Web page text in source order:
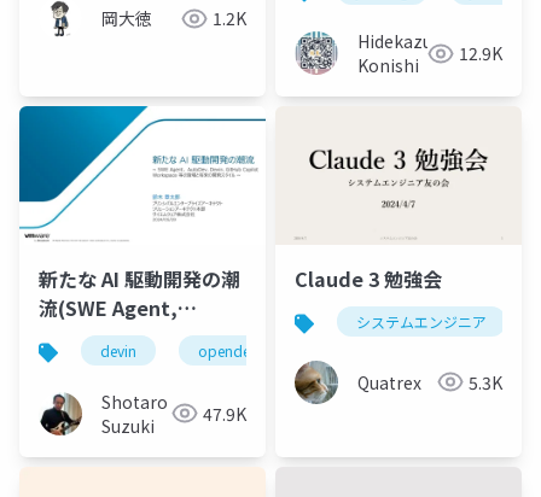
岡大徳 1.2K
Hidekazu
Konishi
12.9K
新たな AI 駆動開発の潮
流(SWE Agent,
AutoDev,Devin,
GitHub Copilot
Workspace等)
devin opendevin
Shotaro
Suzuki
47.9K
Claude 3 勉強会
システムエンジニア
Quatrex 5.3K